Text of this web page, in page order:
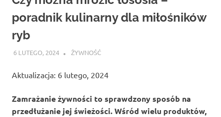
poradnik kulinarny dla miłośników
ryb
6 LUTEGO, 2024 ATROX
ŻYWNOŚĆ
Aktualizacja: 6 lutego, 2024
Zamrażanie żywności to sprawdzony sposób na
przedłużanie jej świeżości. Wśród wielu produktów,